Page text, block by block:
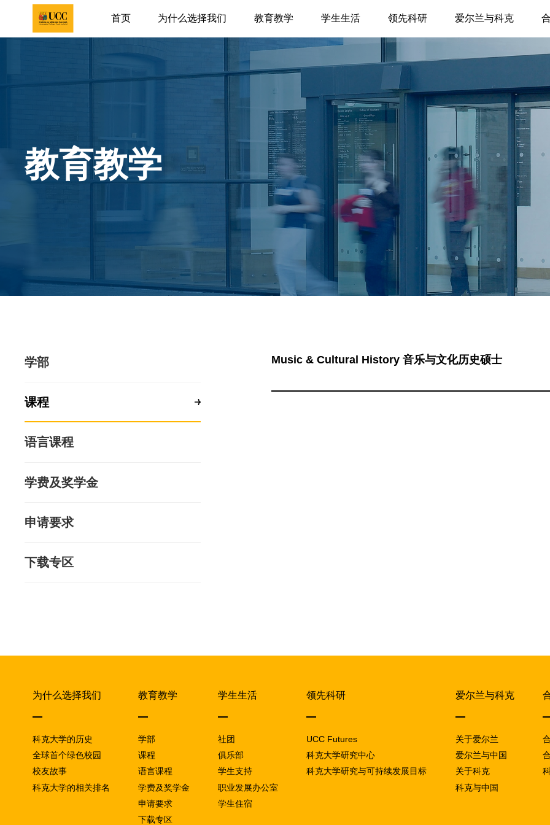
首页 为什么选择我们 教育教学 学生生活 领先科研 爱尔兰与科克
教育教学
学部
课程
语言课程
学费及奖学金
申请要求
下载专区
Music & Cultural History 音乐与文化历史硕士
为什么选择我们
科克大学的历史
全球首个绿色校园
校友故事
科克大学的相关排名
教育教学
学部
课程
语言课程
学费及奖学金
申请要求
下载专区
学生生活
社团
俱乐部
学生支持
职业发展办公室
学生住宿
领先科研
UCC Futures
科克大学研究中心
科克大学研究与可持续发展目标
爱尔兰与科克
关于爱尔兰
爱尔兰与中国
关于科克
科克与中国